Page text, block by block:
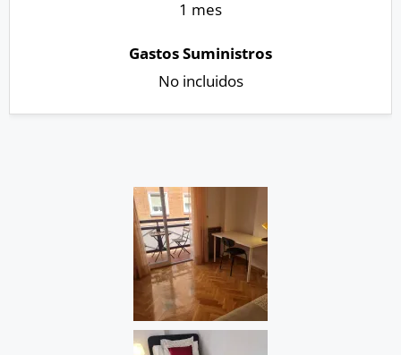
1 mes
No incluidos